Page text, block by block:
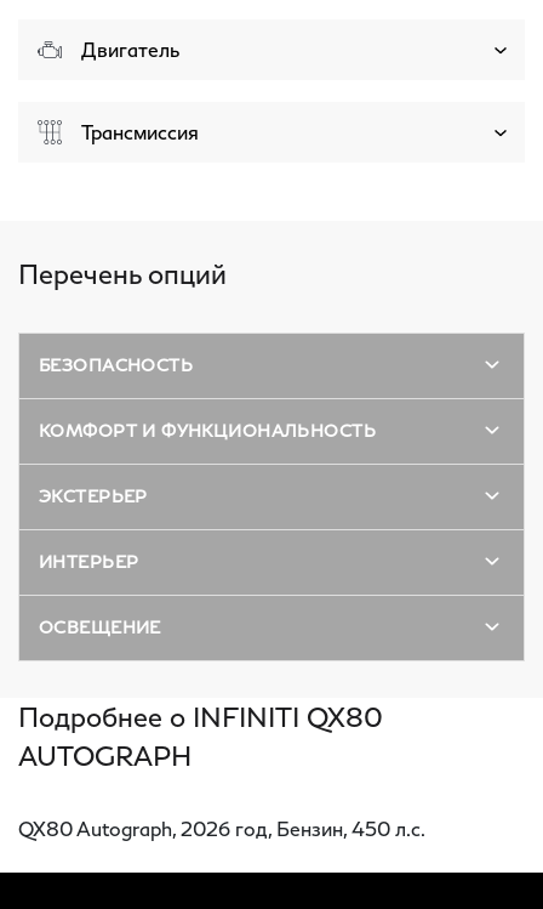
Двигатель
Трансмиссия
Перечень опций
БЕЗОПАСНОСТЬ
КОМФОРТ И ФУНКЦИОНАЛЬНОСТЬ
ЭКСТЕРЬЕР
ИНТЕРЬЕР
ОСВЕЩЕНИЕ
Подробнее о INFINITI QX80
AUTOGRAPH
QX80 Autograph, 2026 год, Бензин, 450 л.с.